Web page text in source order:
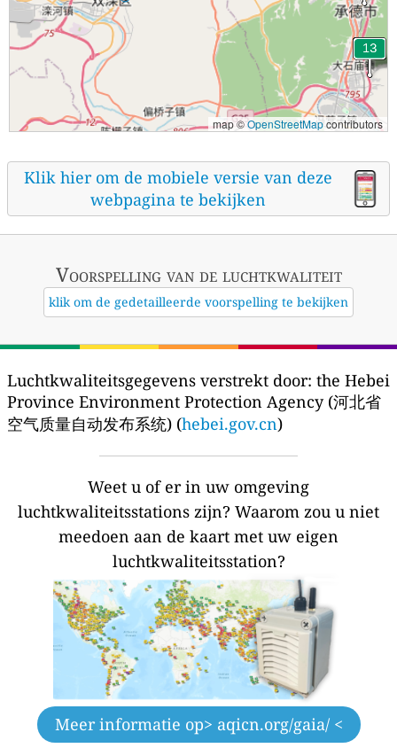
map ©OpenStreetMapcontributors
Klik hier om de mobiele versie van deze
webpagina te bekijken
Voorspelling van de luchtkwaliteit
klik om de gedetailleerde voorspelling te bekijken
Luchtkwaliteitsgegevens verstrekt door: the Hebei
Province Environment Protection Agency (河北省
空气质量自动发布系统) (hebei.gov.cn)
Weet u of er in uw omgeving
luchtkwaliteitsstations zijn? Waarom zou u niet
meedoen aan de kaart met uw eigen
luchtkwaliteitsstation?
Meer informatie op> aqicn.org/gaia/ <